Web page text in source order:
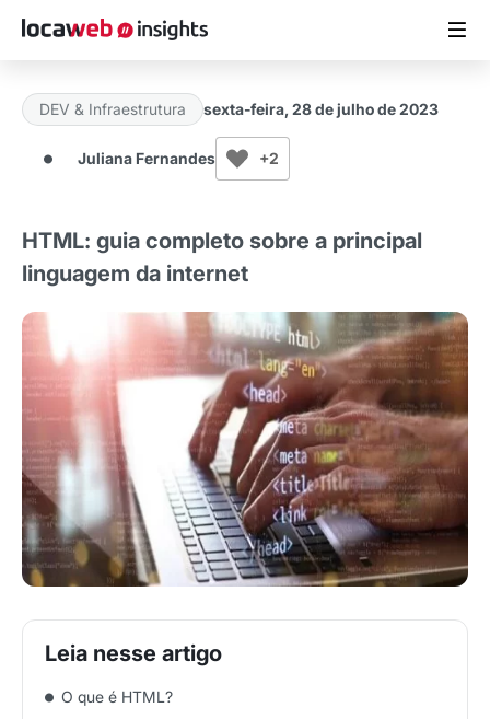
ARTIGOS
MATERIAIS GRATUITOS
ESTUDOS
CASES DE SUCESSO
LOCAWEB.COM.BR
DEV & Infraestrutura sexta-feira, 28 de julho de 2023
Juliana Fernandes +2
HTML: guia completo sobre a principal
linguagem da internet
O que é HTML?